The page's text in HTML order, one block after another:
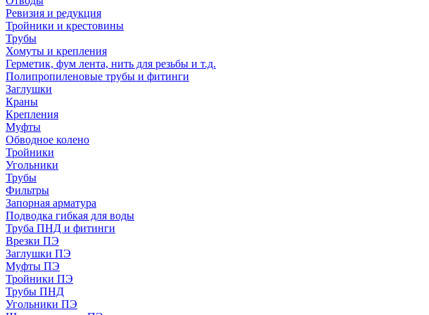
Ревизия и редукция
Тройники и крестовины
Трубы
Хомуты и крепления
Герметик, фум лента, нить для резьбы и т.д.
Полипропиленовые трубы и фитинги
Заглушки
Краны
Крепления
Муфты
Обводное колено
Тройники
Угольники
Трубы
Фильтры
Запорная арматура
Подводка гибкая для воды
Труба ПНД и фитинги
Врезки ПЭ
Заглушки ПЭ
Муфты ПЭ
Тройники ПЭ
Трубы ПНД
Угольники ПЭ